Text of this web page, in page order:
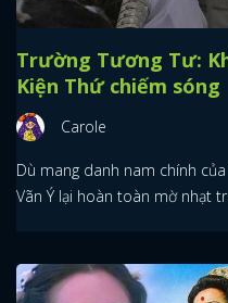
Trường Tương Tư:
Kiện Thứ chiếm sóng
Carole
Dù mang danh nam chính
Vãn Ý lại hoàn toàn mờ nhạt